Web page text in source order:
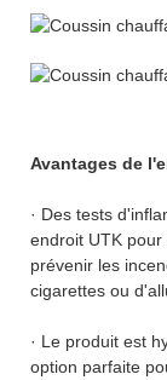
Avantages de
· Des tests
endroit UTK
prévenir les
cigarettes ou
· Le produit est
option parfaite